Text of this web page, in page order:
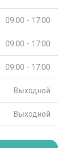
09:00 - 17:00
09:00 - 17:00
09:00 - 17:00
Выходной
Выходной